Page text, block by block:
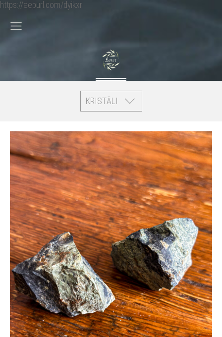
https://eepurl.com/dyikxr
KRISTĀLI